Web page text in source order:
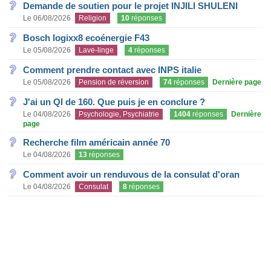
Demande de soutien pour le projet INJILI SHULENI
Le 06/08/2026 Religion 10 réponses
Bosch logixx8 ecoénergie F43
Le 05/08/2026 Lave-linge 4 réponses
Comment prendre contact avec INPS italie
Le 05/08/2026 Pension de réversion 74 réponses Dernière page
J'ai un QI de 160. Que puis je en conclure ?
Le 04/08/2026 Psychologie, Psychiatrie 1404 réponses
Dernière
page
Recherche film américain année 70
Le 04/08/2026 13 réponses
Comment avoir un renduvous de la consulat d'oran
Le 04/08/2026 Consulat 8 réponses